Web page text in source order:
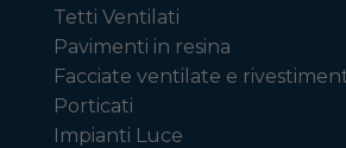
Tetti Ventilati
Pavimenti in resina
Facciate ventilate e
Porticati
Impianti Luce